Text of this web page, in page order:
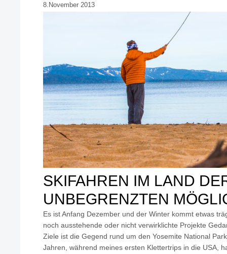
8.November 2013
SKIFAHREN IM LAND
UNBEGRENZTEN
Es ist Anfang Dezember und der Winter kommt etwas
noch ausstehende oder nicht verwirklichte Projekte
Ziele ist die Gegend rund um den Yosemite National
Jahren, während meines ersten Klettertrips in die USA,